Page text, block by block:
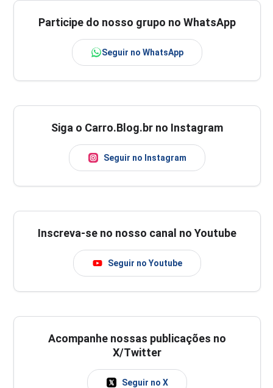
Participe do nosso grupo no WhatsApp
Seguir no WhatsApp
Siga o Carro.Blog.br no Instagram
Seguir no Instagram
Inscreva-se no nosso canal no Youtube
Seguir no Youtube
Acompanhe nossas publicações no
X/Twitter
Seguir no X